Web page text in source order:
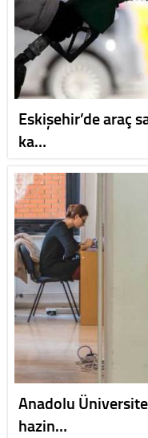
Eskişehir’de araç
ka…
Anadolu
hazin…